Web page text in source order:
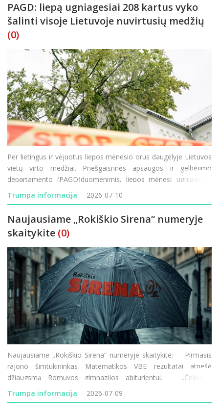
PAGD: liepą ugniagesiai 208 kartus vyko
šalinti visoje Lietuvoje nuvirtusių medžių
(0)
Per lietingus ir vėjuotus liepos mėnesio orus daugelyje Lietuvos
vietų virto medžiai. Priešgaisrinės apsaugos ir gelbėjimo
departamento (PAGD)duomenimis, liepos mėnesį ugniagesiai
gelbėtojai jau atliko 208 darbus, susijusius su nuvirtusių medžių
ant važiuojamosios kelio dalies ir kitų vietų
Trumpa informacija 2026-07-10
Naujausiame „Rokiškio Sirena“ numeryje
skaitykite (0)
Naujausiame „Rokiškio Sirena“ numeryje skaitykite: Pirmasis
rajono šimtukininkas Matematikos VBE rezultatai atnešė
džiaugsmą Romuvos gimnazijos abiturientui. „Čekiukų“
skandalas Rokiškyje Prokuratūra iš dar š
Trumpa informacija 2026-07-09